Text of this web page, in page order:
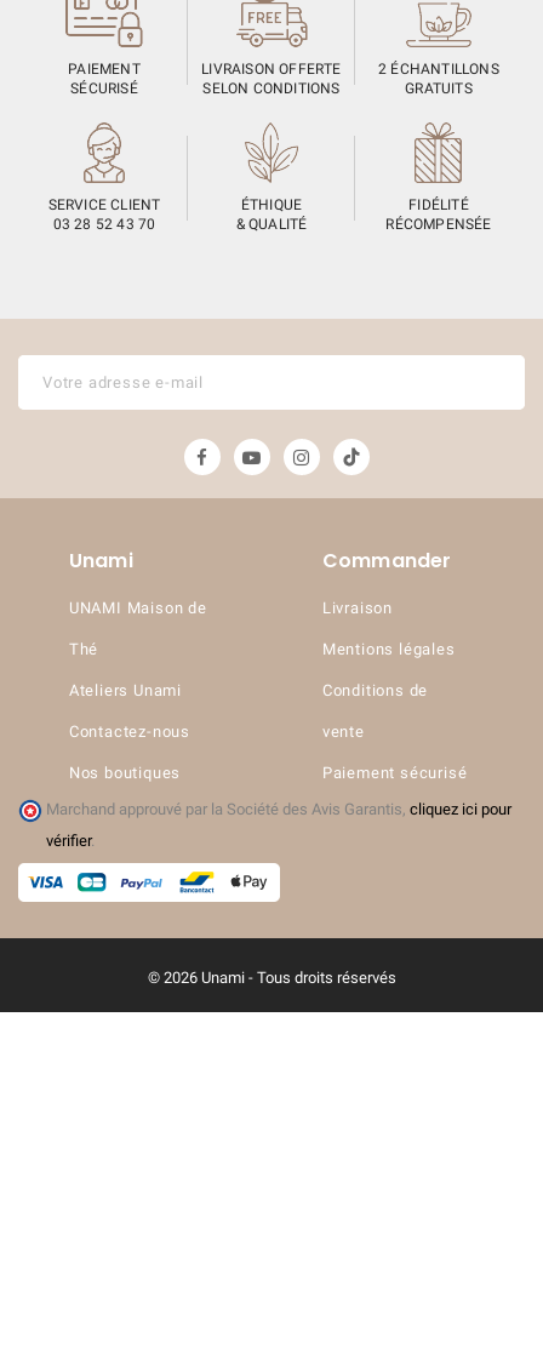
PAIEMENT
SÉCURISÉ
LIVRAISON OFFERTE
SELON CONDITIONS
2 ÉCHANTILLONS
GRATUITS
SERVICE CLIENT
03 28 52 43 70
ÉTHIQUE
& QUALITÉ
FIDÉLITÉ
RÉCOMPENSÉE
Unami
UNAMI Maison de
Thé
Ateliers Unami
Contactez-nous
Nos boutiques
Commander
Livraison
Mentions légales
Conditions de
vente
Paiement sécurisé
Marchand approuvé par la Société des Avis Garantis, cliquez ici pour
vérifier.
© 2026 Unami - Tous droits réservés